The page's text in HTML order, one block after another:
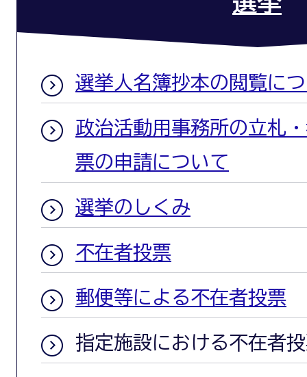
選挙人名簿抄本の閲覧に
政治活動用事務所の立札
票の申請について
選挙のしくみ
不在者投票
郵便等による不在者投票
指定施設における不在者